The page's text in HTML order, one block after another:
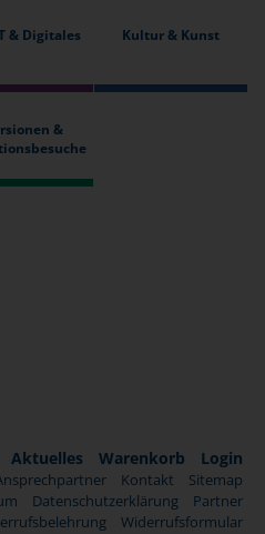
& Digitales Kultur & Kunst
&
Aktuelles Warenkorb Login
Kontakt
Sitemap
Datenschutzerklärung
Partner
Widerrufsformular